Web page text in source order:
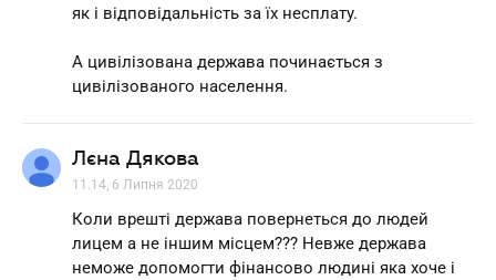
як і відповідальність за їх несплату.
А цивілізована держава починається з
цивілізованого населення.
Лєна Дякова
11.14, 6 Липня 2020
Коли врешті держава повернеться до людей
лицем а не іншим місцем??? Невже держава
неможе допомогти фінансово людині яка хоче і